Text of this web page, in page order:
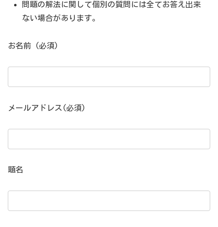
問題の解法に関して個別の質問には全てお答え出来
ない場合があります。
お名前 (必須)
メールアドレス(必須)
題名